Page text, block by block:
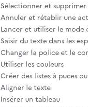
Sélectionner et
Annuler et rétablir une
Lancer et utiliser le mode
Saisir du texte dans les
Changer la police et le
Utiliser les couleurs
Créer des listes à puces
Aligner le texte
Insérer un tableau